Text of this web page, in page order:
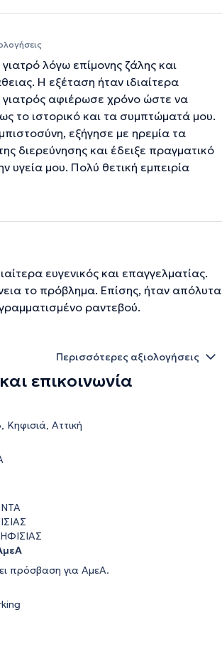
λόγω επίμονης ζάλης και
Η εξέταση ήταν ιδιαίτερα
γιατρός αφιέρωσε χρόνο ώστε να
το ιστορικό και τα συμπτώματά μου.
εξήγησε με ηρεμία τα
διερεύνησης και έδειξε πραγματικό
υγεία μου. Πολύ θετική εμπειρία
ευγενικός και επαγγελματίας.
το πρόβλημα. Επίσης, ήταν απόλυτα
ραντεβού.
Περισσότερες αξιολογήσεις
επικοινωνία
Αττική
πρόσβαση για ΑμεΑ.